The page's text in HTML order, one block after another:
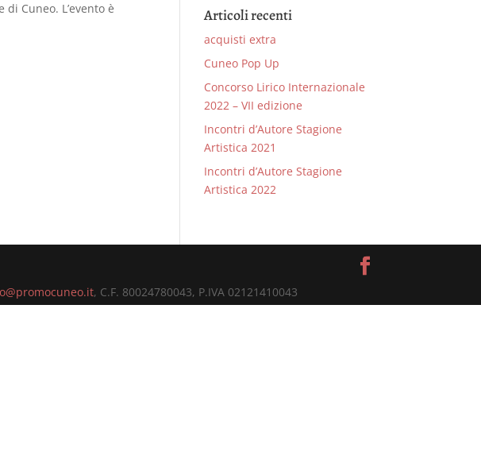
Cuneo. L’evento è
Articoli recenti
acquisti extra
Cuneo Pop Up
Concorso Lirico Internazionale
2022 – VII edizione
Incontri d’Autore Stagione
Artistica 2021
Incontri d’Autore Stagione
Artistica 2022
, C.F. 80024780043, P.IVA 02121410043